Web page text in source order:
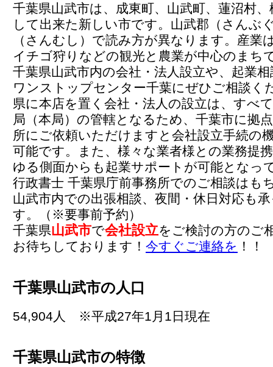
千葉県山武市は、成東町、山武町、蓮沼村
して出来た新しい市です。山武郡（さんぶ
（さんむし）で読み方が異なります。産業
イチゴ狩りなどの観光と農業が中心のまち
千葉県山武市内の会社・法人設立や、起業
ワンストップセンター千葉にぜひご相談く
県に本店を置く会社・法人の設立は、すべ
局（本局）の管轄となるため、千葉市に拠
所にご依頼いただけますと会社設立手続の
可能です。また、様々な業者様との業務提
ゆる側面からも起業サポートが可能となっ
行政書士 千葉県庁前事務所でのご相談はも
山武市内での出張相談、夜間・休日対応も
す。（※要事前予約）
千葉県山武市で会社設立をご検討の方のご
お待ちしております！ 今すぐご連絡を ！！
千葉県山武市の人口
54,904人 ※平成27年1月1日現在
千葉県山武市の特徴